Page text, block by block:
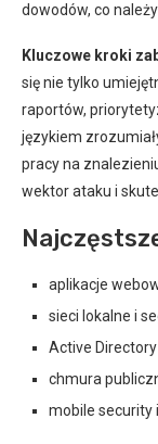
dowodów, co
Kluczowe kroki
się nie tylko
raportów,
językiem
pracy na
wektor ataku i
aplikacje
sieci lokalne i
Active
chmura
mobile security